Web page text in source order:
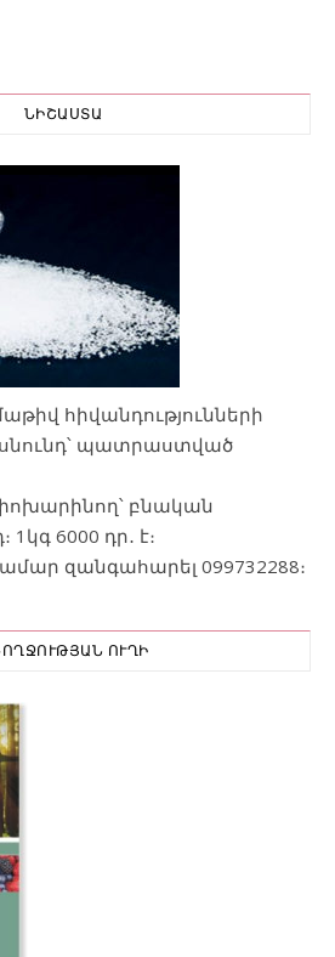
ՆԻՇԱՍՏԱ
հիվանդությունների
պատրաստված
բնական
6000 դր․ է։
զանգահարել 099732288։
ՈՒՂԻ